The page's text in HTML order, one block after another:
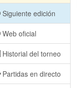
Siguiente edición
Web oficial
Historial del torneo
Partidas en directo